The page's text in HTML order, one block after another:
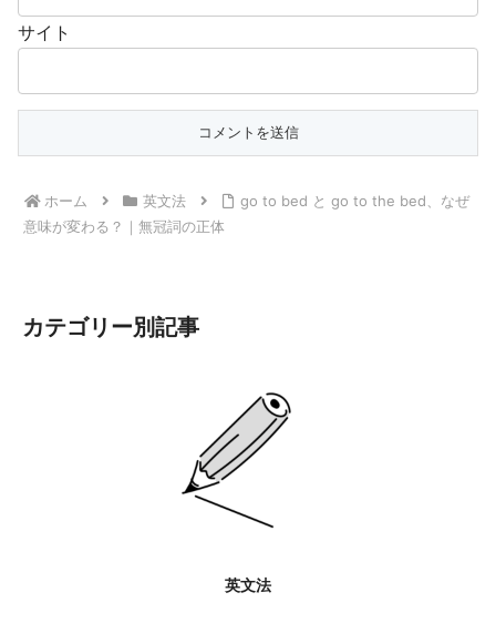
サイト
ホーム 英文法
go to bed と go to the bed、なぜ
意味が変わる？｜無冠詞の正体
カテゴリー別記事
英文法